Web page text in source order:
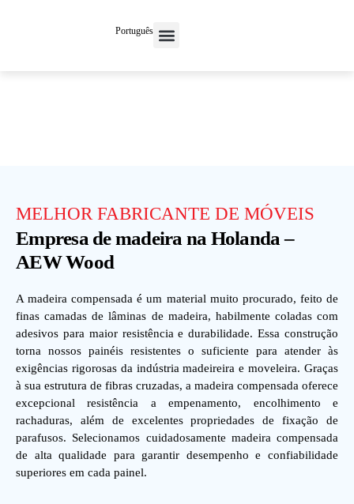
Português
MELHOR FABRICANTE DE MÓVEIS
Empresa de madeira na Holanda –
AEW Wood
A madeira compensada é um material muito procurado, feito de
finas camadas de lâminas de madeira, habilmente coladas com
adesivos para maior resistência e durabilidade. Essa construção
torna nossos painéis resistentes o suficiente para atender às
exigências rigorosas da indústria madeireira e moveleira. Graças
à sua estrutura de fibras cruzadas, a madeira compensada oferece
excepcional resistência a empenamento, encolhimento e
rachaduras, além de excelentes propriedades de fixação de
parafusos. Selecionamos cuidadosamente madeira compensada
de alta qualidade para garantir desempenho e confiabilidade
superiores em cada painel.